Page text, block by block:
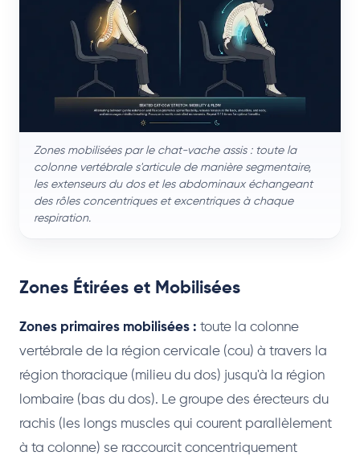
Zones mobilisées par le chat-vache assis : toute la
colonne vertébrale s'articule de manière segmentaire,
les extenseurs du dos et les abdominaux échangeant
des rôles concentriques et excentriques à chaque
respiration.
Zones Étirées et Mobilisées
Zones primaires mobilisées : toute la colonne
vertébrale de la région cervicale (cou) à travers la
région thoracique (milieu du dos) jusqu'à la région
lombaire (bas du dos). Le groupe des érecteurs du
rachis (les longs muscles qui courent parallèlement
à ta colonne) se raccourcit concentriquement